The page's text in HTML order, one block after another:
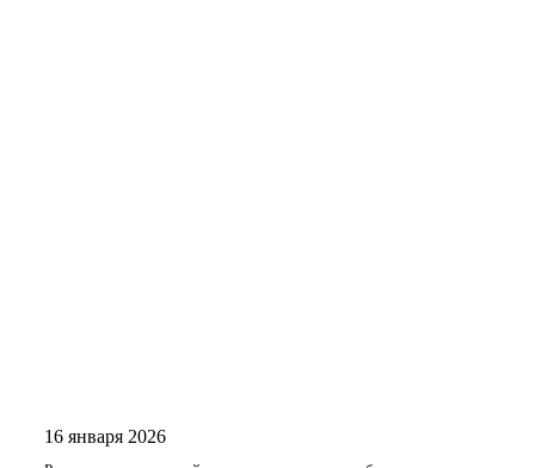
16 января 2026